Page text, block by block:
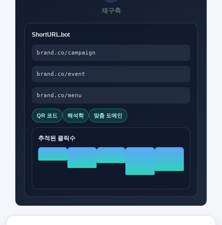
재구축
ShortURL.bot
brand.co/campaign
brand.co/event
brand.co/menu
QR 코드 해석학 맞춤 도메인
추적된 클릭수